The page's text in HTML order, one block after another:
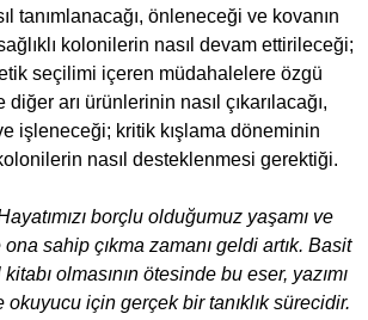
tanımlanacağı, önleneceği ve kovanın
kolonilerin nasıl devam ettirileceği;
seçilimi içeren müdahalelere özgü
arı ürünlerinin nasıl çıkarılacağı,
işleneceği; kritik kışlama döneminin
nasıl desteklenmesi gerektiği.
borçlu olduğumuz yaşamı ve
ona sahip çıkma zamanı geldi artık. Basit
olmasının ötesinde bu eser, yazımı
okuyucu için gerçek bir tanıklık sürecidir.